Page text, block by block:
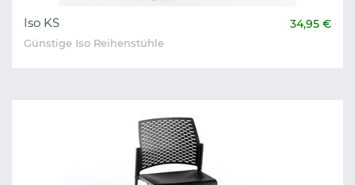
Iso KS 34,95 €
Günstige Iso Reihenstühle